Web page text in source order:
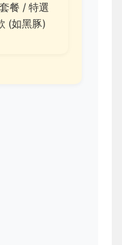
餐 / 特選
(如黑豚)